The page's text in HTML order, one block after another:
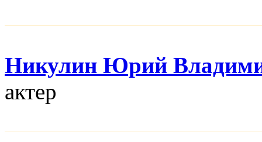
Никулин Юрий
актер